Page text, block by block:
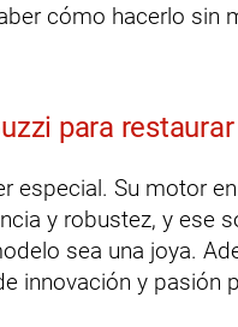
cómo hacerlo sin
para restaurar
especial. Su motor
y robustez, y ese
sea una joya.
innovación y pasión